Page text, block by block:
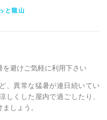
と龍山
避けご気軽に利用下さい
、異常な猛暑が連日続いてい
しくした屋内で過ごしたり、
しょう。